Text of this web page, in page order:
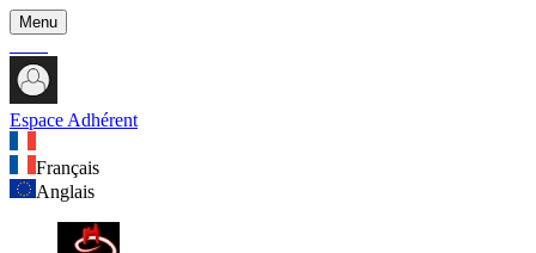
Menu
Espace Adhérent
Français
Anglais